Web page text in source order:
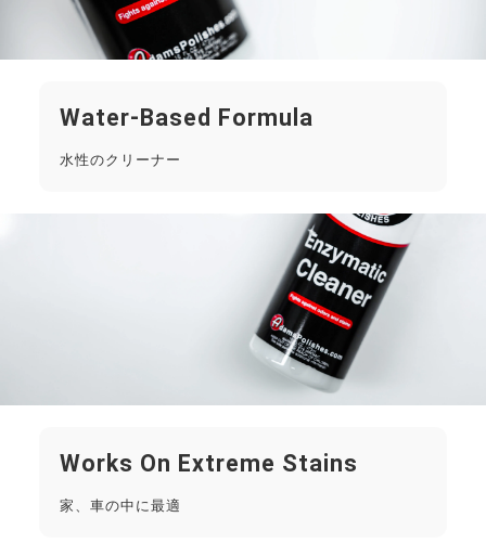
Water-Based Formula
水性のクリーナー
Works On Extreme Stains
家、車の中に最適